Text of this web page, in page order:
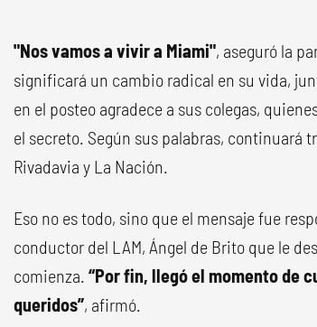
"Nos vamos a vivir a Miami", aseguró la
significará un cambio radical en su vida,
en el posteo agradece a sus colegas,
el secreto. Según sus palabras, continuará
Rivadavia y La Nación.
Eso no es todo, sino que el mensaje fue
conductor del LAM, Ángel de Brito que le
comienza. “Por fin, llegó el momento de
queridos”, afirmó.